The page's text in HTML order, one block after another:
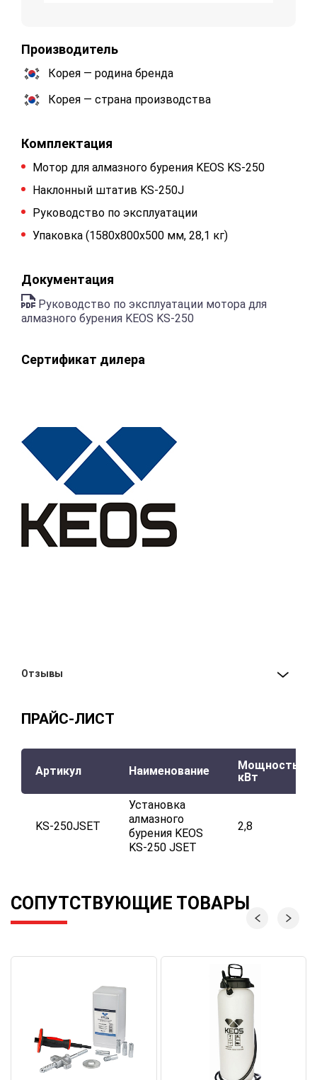
Производитель
Корея — родина бренда
Корея — страна производства
Комплектация
Мотор для алмазного бурения KEOS KS-250
Hаклонный штатив KS-250J
Руководство по эксплуатации
Упаковка (1580х800х500 мм, 28,1 кг)
Документация
Руководство по эксплуатации мотора для
алмазного бурения KEOS KS-250
Сертификат дилера
Отзывы
ПРАЙС-ЛИСТ
Артикул Наименование
Мощность,
кВт
KS-250JSET
Установка
алмазного
бурения KEOS
KS-250 JSET
2,8
СОПУТСТВУЮЩИЕ ТОВАРЫ